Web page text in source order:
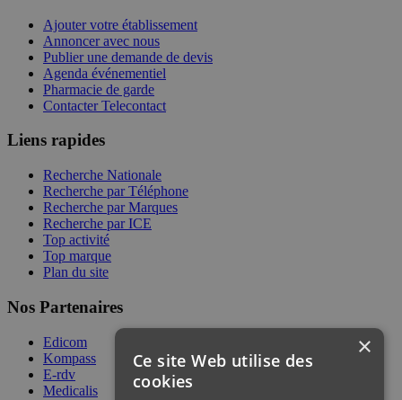
Ajouter votre établissement
Annoncer avec nous
Publier une demande de devis
Agenda événementiel
Pharmacie de garde
Contacter Telecontact
Liens rapides
Recherche Nationale
Recherche par Téléphone
Recherche par Marques
Recherche par ICE
Top activité
Top marque
Plan du site
Nos Partenaires
Edicom
Kompass
E-rdv
Medicalis
×
Ce site Web utilise des
cookies